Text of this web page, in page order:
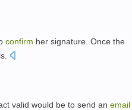
confirm her signature . Once the
valid would be to send an email